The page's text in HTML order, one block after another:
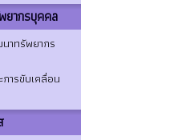
ยากรบุคคล
าทรัพยากร
ารขับเคลื่อน